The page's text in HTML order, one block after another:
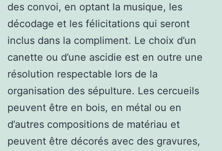
des convoi, en optant la musique, les
décodage et les félicitations qui seront
inclus dans la compliment. Le choix d’un
canette ou d’une ascidie est en outre une
résolution respectable lors de la
organisation des sépulture. Les cercueils
peuvent être en bois, en métal ou en
d’autres compositions de matériau et
peuvent être décorés avec des gravures,